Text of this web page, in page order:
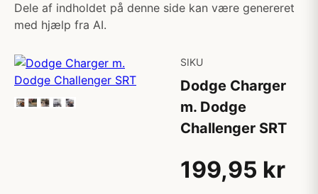
Dele af indholdet på denne side kan være genereret
med hjælp fra AI.
SIKU
Dodge Charger
m. Dodge
Challenger SRT
199,95 kr